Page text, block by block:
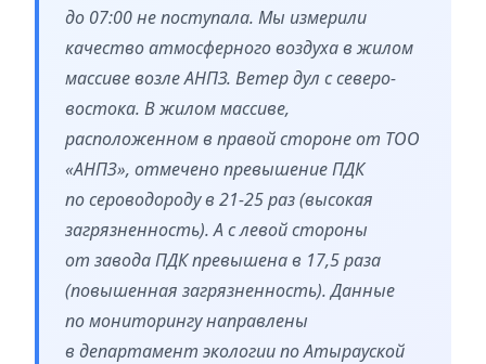
до 07:00 не поступала. Мы измерили
качество атмосферного воздуха в жилом
массиве возле АНПЗ. Ветер дул с северо-
востока. В жилом массиве,
расположенном в правой стороне от ТОО
«АНПЗ», отмечено превышение ПДК
по сероводороду в 21-25 раз (высокая
загрязненность). А с левой стороны
от завода ПДК превышена в 17,5 раза
(повышенная загрязненность). Данные
по мониторингу направлены
в департамент экологии по Атырауской